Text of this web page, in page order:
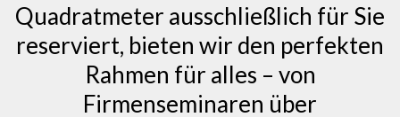
Quadratmeter ausschließlich für Sie
reserviert, bieten wir den perfekten
Rahmen für alles – von
Firmenseminaren über